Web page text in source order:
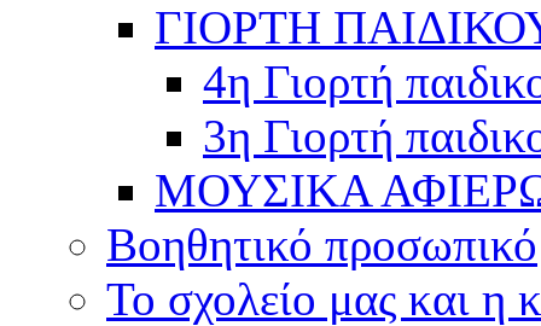
ΓΙΟΡΤΗ
4η Γιορτή
3η Γιορτή
ΜΟΥΣΙΚΑ
Βοηθητικό προσωπικό
Το σχολείο μας και η